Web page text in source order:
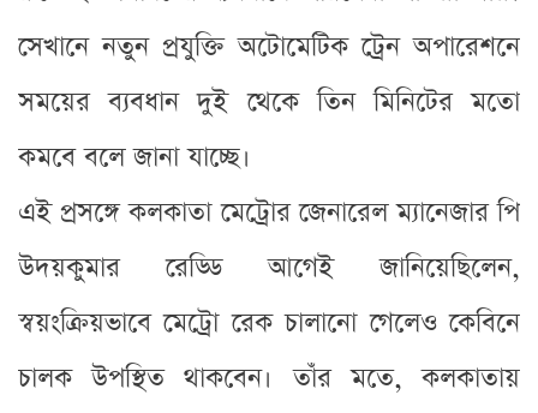
সেখানে নতুন প্রযুক্তি অটোমেটিক ট্রেন অপারেশনে
সময়ের ব্যবধান দুই থেকে তিন মিনিটের মতো
কমবে বলে জানা যাচ্ছে।
এই প্রসঙ্গে কলকাতা মেট্রোর জেনারেল ম্যানেজার পি
উদয়কুমার রেড্ডি আগেই জানিয়েছিলেন,
স্বয়ংক্রিয়ভাবে মেট্রো রেক চালানো গেলেও কেবিনে
চালক উপস্থিত থাকবেন। তাঁর মতে, কলকাতায়